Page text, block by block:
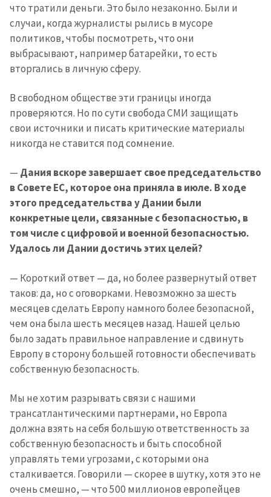
что тратили деньги. Это было незаконно. Были и
случаи, когда журналисты рылись в мусоре
политиков, чтобы посмотреть, что они
выбрасывают, например батарейки, то есть
вторгались в личную сферу.
В свободном обществе эти границы иногда
проверяются. Но по сути свобода СМИ защищать
свои источники и писать критические материалы
никогда не ставится под сомнение.
— Дания вскоре завершает свое председательство
в Совете ЕС, которое она приняла в июле. В ходе
этого председательства у Дании были
конкретные цели, связанные с безопасностью, в
том числе с цифровой и военной безопасностью.
Удалось ли Дании достичь этих целей?
— Короткий ответ — да, но более развернутый ответ
таков: да, но с оговорками. Невозможно за шесть
месяцев сделать Европу намного более безопасной,
чем она была шесть месяцев назад. Нашей целью
было задать правильное направление и сдвинуть
Европу в сторону большей готовности обеспечивать
собственную безопасность.
Мы не хотим разрывать связи с нашими
трансатлантическими партнерами, но Европа
должна взять на себя большую ответственность за
собственную безопасность и быть способной
управлять теми угрозами, с которыми она
сталкивается. Говорили — скорее в шутку, хотя это не
очень смешно, — что 500 миллионов европейцев